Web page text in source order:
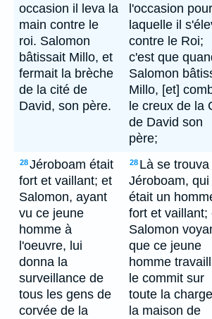
occasion il leva la
main contre le
roi. Salomon
bâtissait Millo, et
fermait la brèche
de la cité de
David, son père.
l'occasion pour
laquelle il
contre le Roi;
c'est que
Salomon
Millo, [et]
le creux de la
de David son
père;
28Jéroboam était
fort et vaillant; et
Salomon, ayant
vu ce jeune
homme à
l'oeuvre, lui
donna la
surveillance de
tous les gens de
corvée de la
28 Là se trouva
Jéroboam, qui
était un
fort et vaillant;
Salomon
que ce jeune
homme
le commit sur
toute la
la maison de